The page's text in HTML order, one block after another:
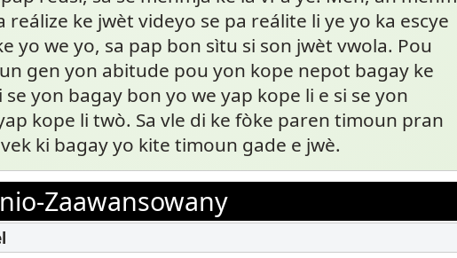
ke jwèt videyo se pa reálite li ye yo ka escye
yo we yo, sa pap bon sìtu si son jwèt vwola. Pou
gen yon abitude pou yon kope nepot bagay ke
yon bagay bon yo we yap kope li e si se yon
kope li twò. Sa vle di ke fòke paren timoun pran
ki bagay yo kite timoun gade e jwè.
Zaawansowany